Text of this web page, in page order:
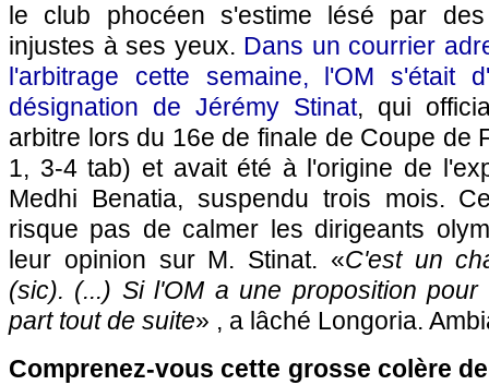
le club phocéen s'estime lésé par
injustes à ses yeux. Dans un courrier
l'arbitrage cette semaine, l'OM s'était
désignation de Jérémy Stinat, qui
arbitre lors du 16e de finale de Coupe de
1, 3-4 tab) et avait été à l'origine de
Medhi Benatia, suspendu trois mois.
risque pas de calmer les dirigeants
leur opinion sur M. Stinat. «C'est un
(sic). (...) Si l'OM a une proposition
part tout de suite» , a lâché Longoria.
Comprenez-vous cette grosse colère